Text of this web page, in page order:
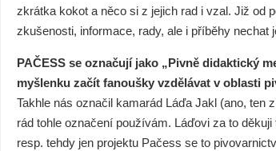
zkrátka kokot a něco si z jejich rad i vzal. Již od
zkušenosti, informace, rady, ale i příběhy nechat
PAČESS se označují jako „Pivně didaktický
myšlenku začít fanoušky vzdělávat v oblasti
Takhle nás označil kamarád Láďa Jakl (ano, ten
rád tohle označení používám. Láďovi za to
resp. tehdy jen projektu Pačess se to